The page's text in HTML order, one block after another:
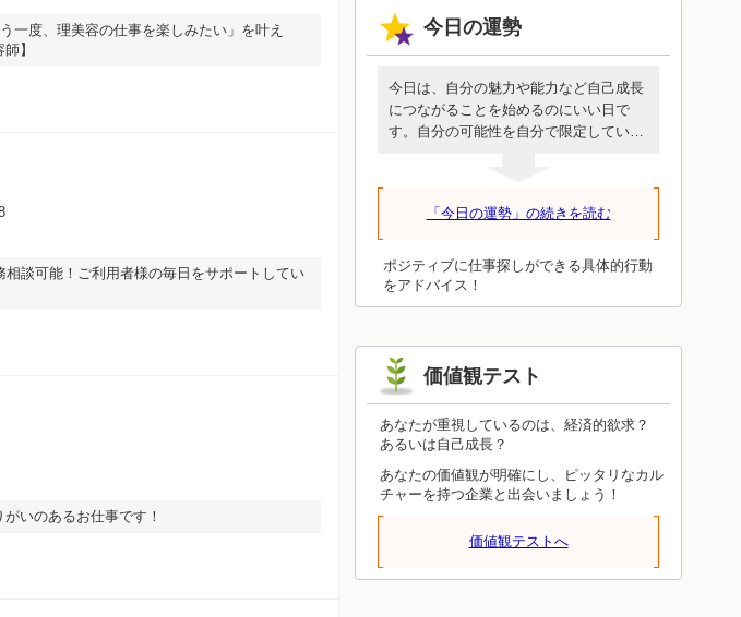
一度、理美容の仕事を楽しみたい」を叶え
】
談可能！ご利用者様の毎日をサポートしてい
いのあるお仕事です！
今日の運勢
今日は、自分の魅力や能力など自己成長
につながることを始めるのにいい日で
す。自分の可能性を自分で限定していな
厚みを増し、成長して柱になるための道
ールスポイントは、やる気や生き甲斐に
ちゃんとつながっていますか？本当の能
力が開花するには、外からの評価ではな
「今日の運勢」の続きを読む
ポジティブに仕事探しができる具体的行動
をアドバイス！
価値観テスト
あなたが重視しているのは、経済的欲求？
あるいは自己成長？
あなたの価値観が明確にし、ピッタリなカル
チャーを持つ企業と出会いましょう！
価値観テストへ